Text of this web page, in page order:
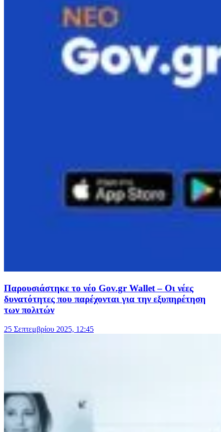
Παρουσιάστηκε το νέο Gov.gr Wallet – Οι νέες
δυνατότητες που παρέχονται για την εξυπηρέτηση
των πολιτών
25 Σεπτεμβρίου 2025, 12:45